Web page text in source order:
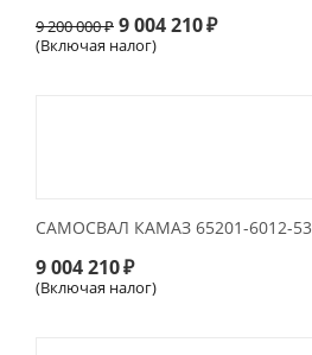
9 200 000₽ 9 004 210₽
(Включая налог)
САМОСВАЛ КАМАЗ 65201-6012-53
9 004 210₽
(Включая налог)